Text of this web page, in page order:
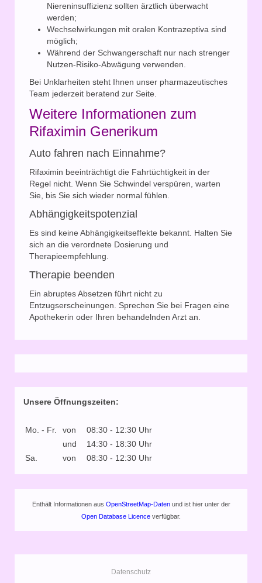
Niereninsuffizienz sollten ärztlich überwacht
werden;
Wechselwirkungen mit oralen Kontrazeptiva sind
möglich;
Während der Schwangerschaft nur nach strenger
Nutzen-Risiko-Abwägung verwenden.
Bei Unklarheiten steht Ihnen unser pharmazeutisches
Team jederzeit beratend zur Seite.
Weitere Informationen zum
Rifaximin Generikum
Auto fahren nach Einnahme?
Rifaximin beeinträchtigt die Fahrtüchtigkeit in der
Regel nicht. Wenn Sie Schwindel verspüren, warten
Sie, bis Sie sich wieder normal fühlen.
Abhängigkeitspotenzial
Es sind keine Abhängigkeitseffekte bekannt. Halten Sie
sich an die verordnete Dosierung und
Therapieempfehlung.
Therapie beenden
Ein abruptes Absetzen führt nicht zu
Entzugserscheinungen. Sprechen Sie bei Fragen eine
Apothekerin oder Ihren behandelnden Arzt an.
Unsere Öffnungszeiten:
Mo. - Fr. von
08:30 - 12:30 Uhr
und
14:30 - 18:30 Uhr
Sa.
von 08:30 - 12:30 Uhr
Enthält Informationen aus OpenStreetMap-Daten und ist hier unter der
Open Database Licence verfügbar.
Datenschutz